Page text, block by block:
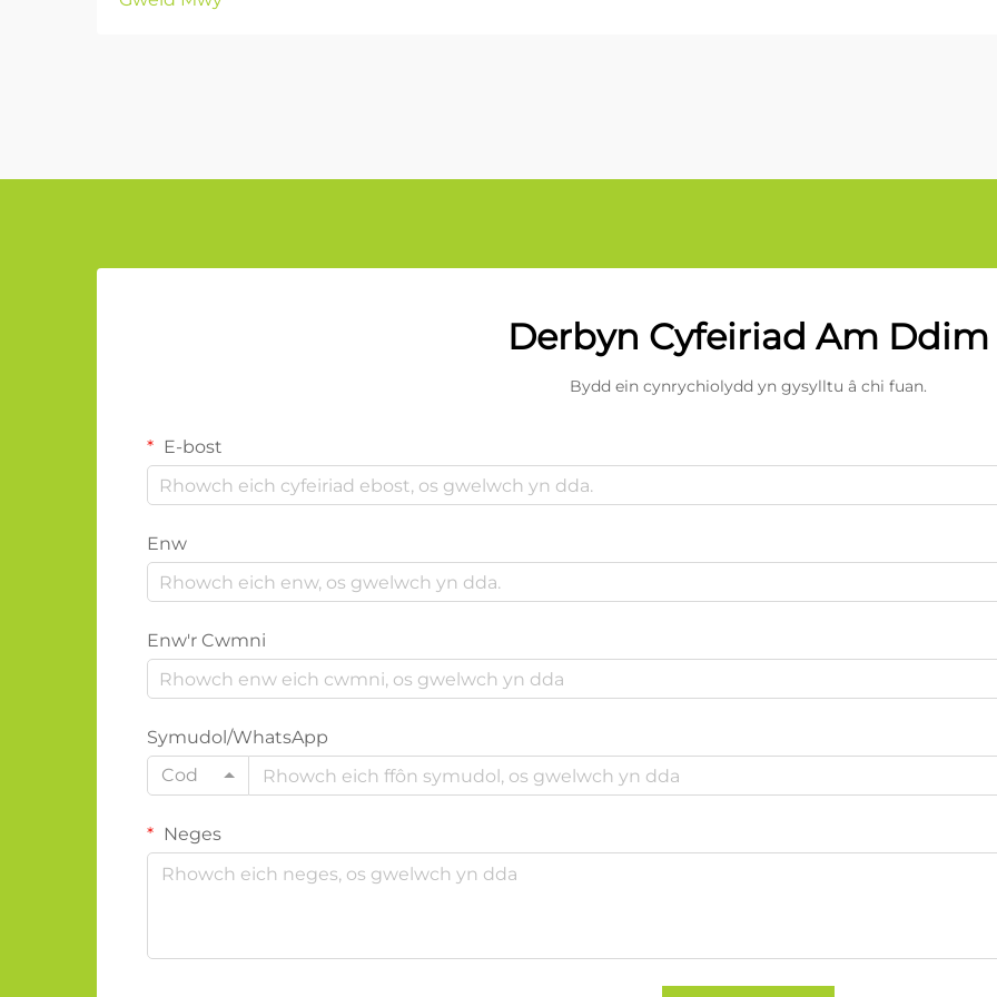
Derbyn Cyfeiriad Am Ddim
Bydd ein cynrychiolydd yn gysylltu â chi fuan.
E-bost
Enw
Enw'r Cwmni
Symudol/WhatsApp
Cod
Neges